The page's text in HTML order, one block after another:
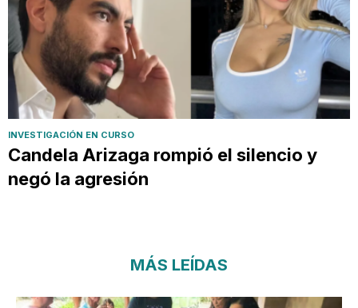
INVESTIGACIÓN EN CURSO
Candela Arizaga rompió el silencio y
negó la agresión
MÁS LEÍDAS